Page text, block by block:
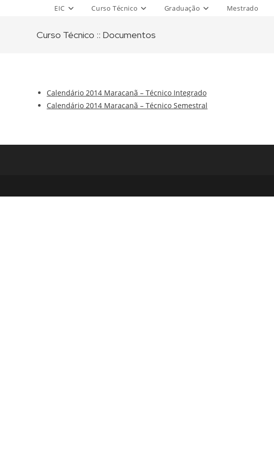
EIC Curso Técnico Graduação Mestrado
Curso Técnico :: Documentos
Calendário 2014 Maracanã – Técnico Integrado
Calendário 2014 Maracanã – Técnico Semestral